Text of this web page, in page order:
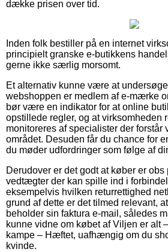
dække prisen over tid.
Inden folk bestiller på en internet
principielt granske e-butikkens
gerne ikke særlig morsomt.
Et alternativ kunne være at
webshoppen er medlem af e-mærke
bør være en indikator for at online
opstillede regler, og at virksomheden
monitoreres af specialister der forstår
området. Desuden får du chance for
du møder udfordringer som følge af
Derudover er det godt at køber er
vedtægter der kan spille ind i
eksempelvis hvilken returrettighed
grund af dette er det tilmed relevant,
beholder sin faktura e-mail, således
kunne vidne om købet af Viljen er alt
kampe – Hæftet, uafhængig om du
kvinde.